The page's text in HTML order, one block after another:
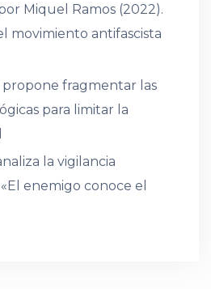
Miquel Ramos (2022).
movimiento antifascista
fragmentar las
para limitar la
la vigilancia
enemigo conoce el